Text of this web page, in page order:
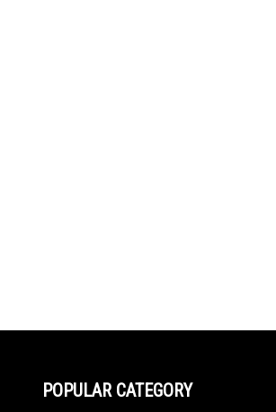
POPULAR CATEGORY